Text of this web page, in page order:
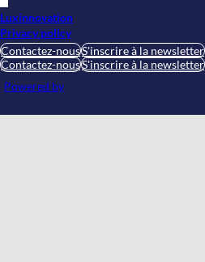
Luxinnovation
Privacy policy
Contactez-nousS'inscrire à la newsletter
Contactez-nousS'inscrire à la newsletter
Powered by